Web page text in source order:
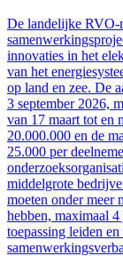
De landelijke RVO-
innovaties in het
van het
op land en zee. De
3 september 2026,
van 17 maart tot en
20.000.000 en de
25.000 per
middelgrote
moeten onder meer
hebben, maximaal
toepassing leiden